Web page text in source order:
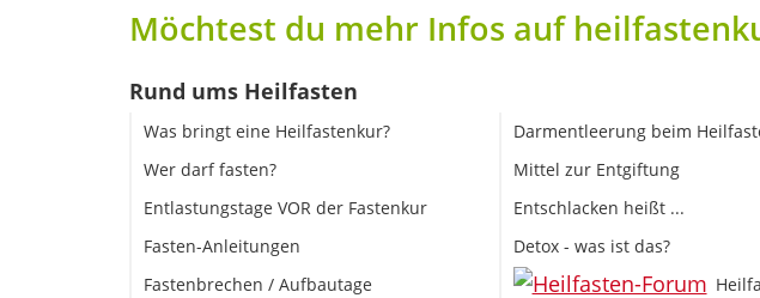
Möchtest du mehr Infos auf
Rund ums Heilfasten
Was bringt eine Heilfastenkur?
Wer darf fasten?
Entlastungstage VOR der Fastenkur
Fasten-Anleitungen
Fastenbrechen / Aufbautage
Darmentleerung beim
Mittel zur Entgiftung
Entschlacken heißt ...
Detox - was ist das?